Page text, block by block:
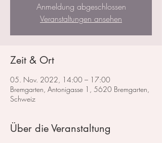
Anmeldung abgeschlossen
Veranstaltungen ansehen
Zeit & Ort
05. Nov. 2022, 14:00 – 17:00
Bremgarten, Antonigasse 1, 5620 Bremgarten,
Schweiz
Über die Veranstaltung